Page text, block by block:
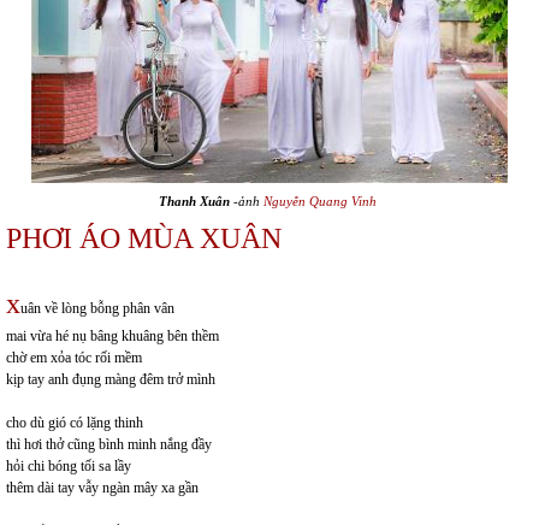
Thanh Xuân -ảnh Nguyễn Quang Vinh
PHƠI ÁO MÙA XUÂN
xuân về lòng bỗng phân vân
mai vừa hé nụ bâng khuâng bên thềm
chờ em xỏa tóc rối mềm
kịp tay anh đụng màng đêm trở mình
cho dù gió có lặng thinh
thì hơi thở cũng bình minh nắng đầy
hỏi chi bóng tối sa lầy
thêm dài tay vẫy ngàn mây xa gần